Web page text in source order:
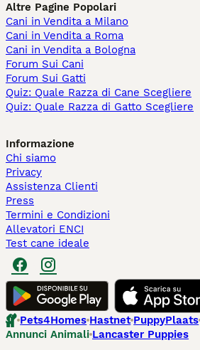
Altre Pagine Popolari
Cani in Vendita a Milano
Cani in Vendita a Roma
Cani in Vendita a Bologna
Forum Sui Cani
Forum Sui Gatti
Quiz: Quale Razza di Cane Scegliere
Quiz: Quale Razza di Gatto Scegliere
Informazione
Chi siamo
Privacy
Assistenza Clienti
Press
Termini e Condizioni
Allevatori ENCI
Test cane ideale
Pets4Homes Hastnet PuppyPlaats
Annunci Animali Lancaster Puppies